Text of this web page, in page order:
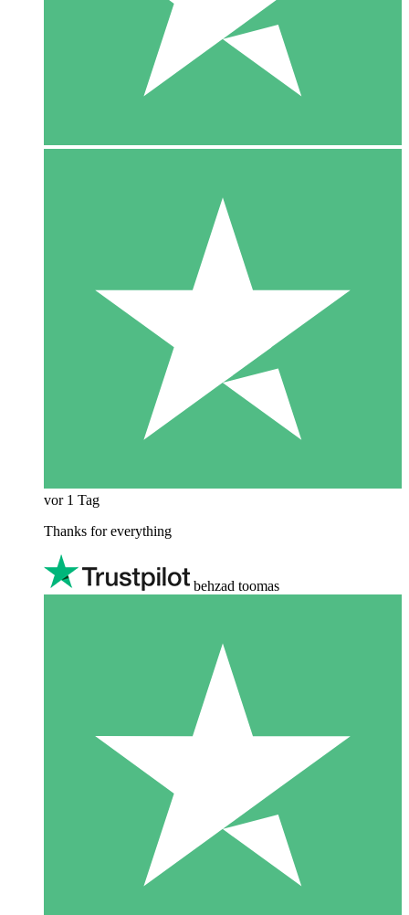
vor 1 Tag
Thanks for everything
behzad toomas